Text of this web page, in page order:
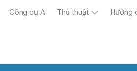
Công cụ AI Thủ thuật Hướng